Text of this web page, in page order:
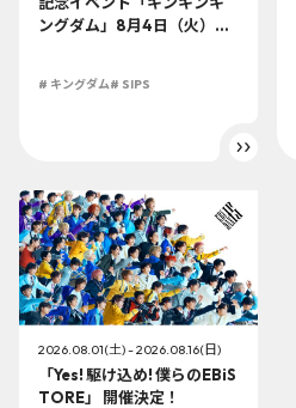
ングダム」8月4日（火）よ
# キングダム# SIPS
2026.08.01(土) - 2026.08.16(日)
「Yes! 駆け込め! 僕らのEBiS
TORE」 開催決定！